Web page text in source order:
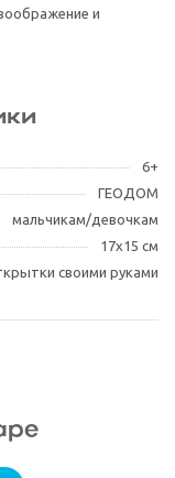
и
6+
ГЕОДОМ
мальчикам/девочкам
17х15 см
своими руками